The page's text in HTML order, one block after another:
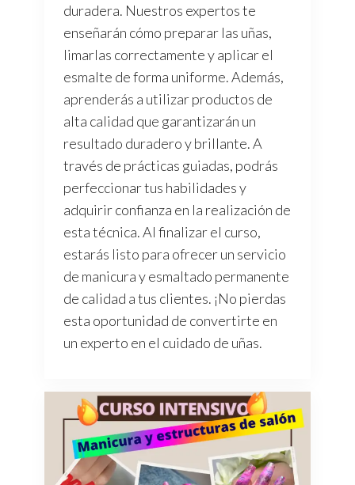
duradera. Nuestros expertos te
enseñarán cómo preparar las uñas,
limarlas correctamente y aplicar el
esmalte de forma uniforme. Además,
aprenderás a utilizar productos de
alta calidad que garantizarán un
resultado duradero y brillante. A
través de prácticas guiadas, podrás
perfeccionar tus habilidades y
adquirir confianza en la realización de
esta técnica. Al finalizar el curso,
estarás listo para ofrecer un servicio
de manicura y esmaltado permanente
de calidad a tus clientes. ¡No pierdas
esta oportunidad de convertirte en
un experto en el cuidado de uñas.